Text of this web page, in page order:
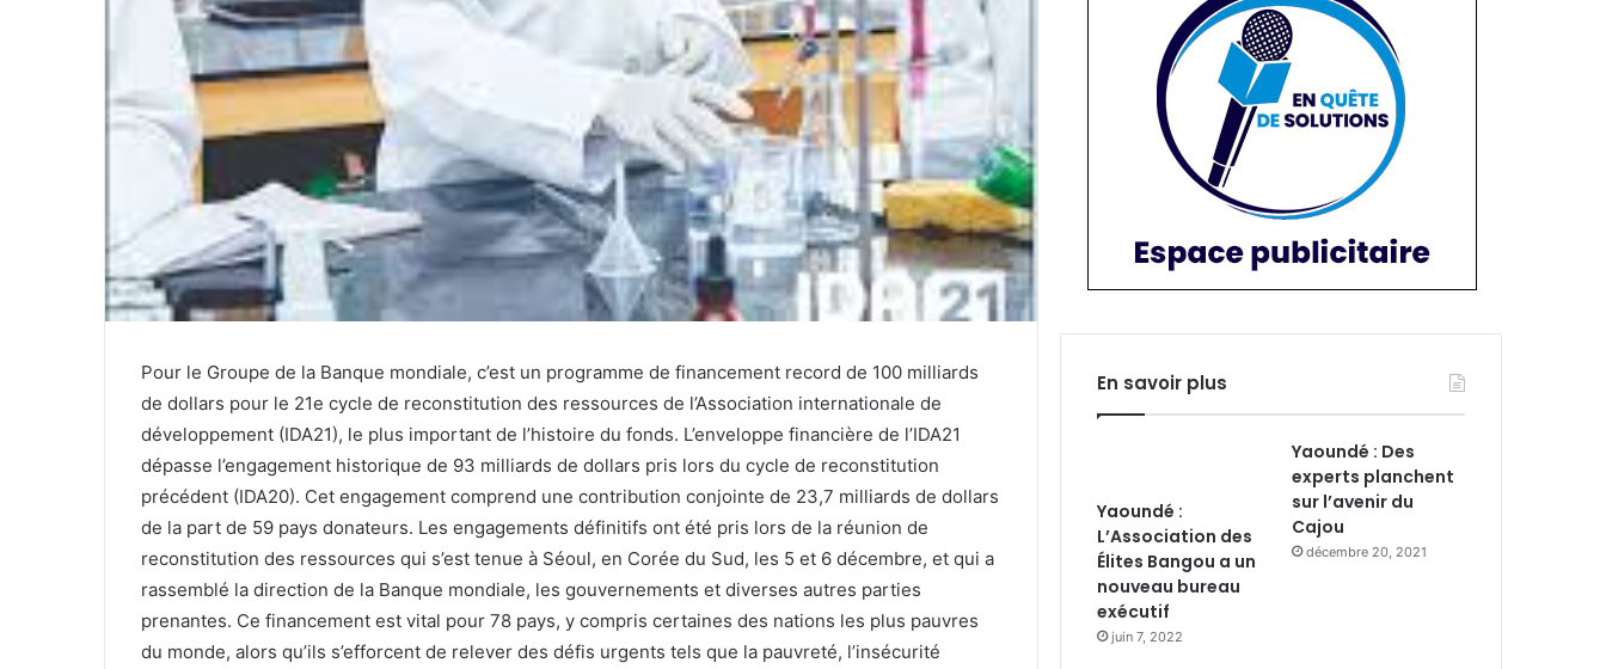
Pour le Groupe de la Banque mondiale, c’est un programme de financement record de 100 milliards
de dollars pour le 21e cycle de reconstitution des ressources de l’Association internationale de
développement (IDA21), le plus important de l’histoire du fonds. L’enveloppe financière de l’IDA21
dépasse l’engagement historique de 93 milliards de dollars pris lors du cycle de reconstitution
précédent (IDA20). Cet engagement comprend une contribution conjointe de 23,7 milliards de dollars
de la part de 59 pays donateurs. Les engagements définitifs ont été pris lors de la réunion de
reconstitution des ressources qui s’est tenue à Séoul, en Corée du Sud, les 5 et 6 décembre, et qui a
rassemblé la direction de la Banque mondiale, les gouvernements et diverses autres parties
prenantes. Ce financement est vital pour 78 pays, y compris certaines des nations les plus pauvres
du monde, alors qu’ils s’efforcent de relever des défis urgents tels que la pauvreté, l’insécurité
En savoir plus
Yaoundé :
L’Association des
Élites Bangou a un
nouveau bureau
exécutif
juin 7, 2022
Yaoundé : Des
experts planchent
sur l’avenir du
Cajou
décembre 20, 2021